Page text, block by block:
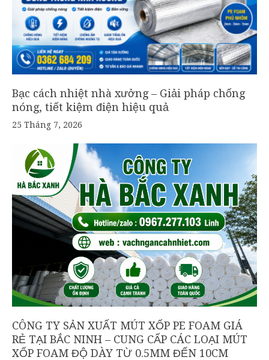
Bạc cách nhiệt nhà xưởng – Giải pháp chống
nóng, tiết kiệm điện hiệu quả
25 Tháng 7, 2026
CÔNG TY SẢN XUẤT MÚT XỐP PE FOAM GIÁ
RẺ TẠI BẮC NINH – CUNG CẤP CÁC LOẠI MÚT
XỐP FOAM ĐỘ DÀY TỪ 0.5MM ĐẾN 10CM